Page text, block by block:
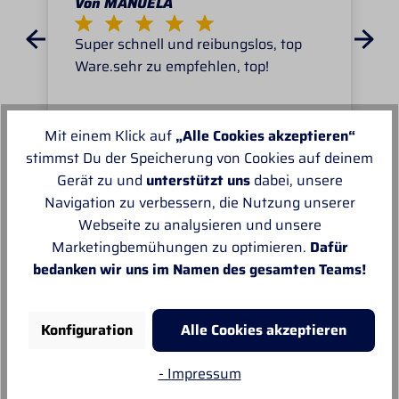
Super schnell und reibungslos, top
Ware.sehr zu empfehlen, top!
Unsere Empfehlungen
Mit einem Klick auf „Alle Cookies akzeptieren“
stimmst Du der Speicherung von Cookies auf deinem
Gerät zu und unterstützt unsdabei, unsere
Navigation zu verbessern, die Nutzung unserer
Webseite zu analysieren und unsere
Marketingbemühungen zu optimieren. Dafür
bedanken wir uns im Namen des gesamten Teams!
Konfiguration
Alle Cookies akzeptieren
- Impressum